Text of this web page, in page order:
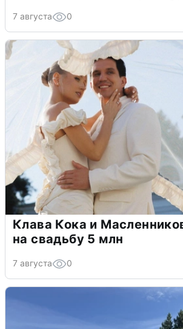
7 августа 0
Клава Кока и
на свадьбу 5 млн
7 августа 0